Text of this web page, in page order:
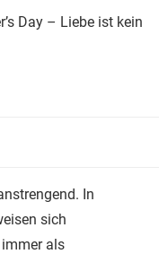
Day – Liebe ist kein
In
sich
als